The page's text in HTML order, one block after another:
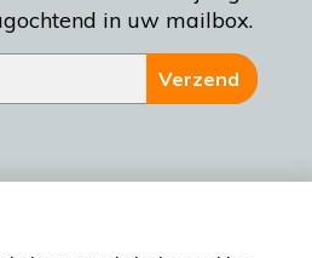
in uw mailbox.
Verzend